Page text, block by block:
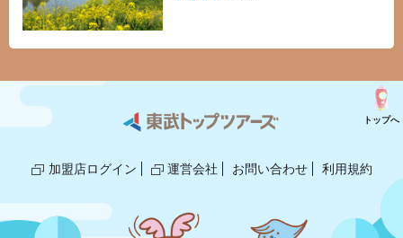
加盟店ログイン 運営会社 お問い合わせ 利用規約
トップへ